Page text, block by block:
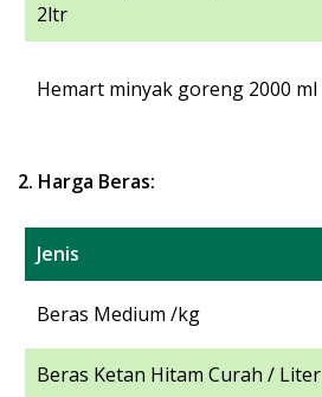
2ltr
Hemart minyak goreng 2000 ml
2. Harga Beras:
Jenis
Beras Medium /kg
Beras Ketan Hitam Curah / Liter